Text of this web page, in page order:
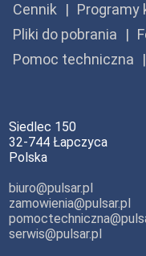
Cennik
Programy
Pliki do pobrania
Pomoc techniczna
Siedlec 150
32-744 Łapczyca
Polska
biuro@pulsar.pl
zamowienia@pulsar.pl
serwis@pulsar.pl